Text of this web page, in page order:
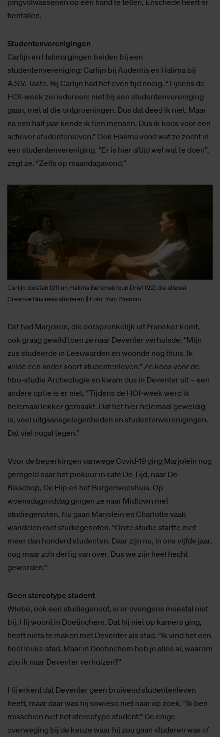
jongvolwassenen op één hand te tellen, Enschede heeft er
tientallen.
Studentenverenigingen
Carlijn en Halima gingen beiden bij een
studentenvereniging: Carlijn bij Audentis en Halima bij
A.S.V. Taste. Bij Carlijn had het even tijd nodig. “Tijdens de
HOI-week zei iedereen: niet bij een studentenvereniging
gaan, met al die ontgroeningen. Dus dat deed ik niet. Maar
na een half jaar kende ik tien mensen. Dus ik koos voor een
actiever studentenleven.” Ook Halima vond wat ze zocht in
een studentenvereniging. “Er is hier altijd wel wat te doen”,
zegt ze. “Zelfs op maandagavond.”
Carlijn Joosten (21) en Halima Benchekroun Drief (22) die allebei
Creative Business studeren || Foto: Yoni Pasman
Dat had Marjolein, die oorspronkelijk uit Franeker komt,
ook graag gewild toen ze naar Deventer verhuisde. “Mijn
zus studeerde in Leeuwarden en woonde nog thuis. Ik
wilde een ander soort studentenleven.” Ze koos voor de
hbo-studie Archeologie en kwam dus in Deventer uit – een
andere optie is er niet. “Tijdens de HOI-week werd ik
helemaal lekker gemaakt. Dat het hier helemaal geweldig
is, veel uitgaansgelegenheden en studentenverenigingen.
Dat viel nogal tegen.”
Voor de beperkingen vanwege Covid-19 ging Marjolein nog
geregeld naar het piekuur in café De Tijd, naar De
Bisschop, De Hip en het Burgerweeshuis. Op
woensdagmiddag gingen ze naar Midtown met
studiegenoten. Nu gaan Marjolein en Charlotte vaak
wandelen met studiegenoten. “Onze studie startte met
meer dan honderd studenten. Daar zijn nu, in ons vijfde jaar,
nog maar zo’n dertig van over. Dus we zijn heel hecht
geworden.”
Geen stereotype student
Wiebe, ook een studiegenoot, is er overigens meestal niet
bij. Hij woont in Doetinchem. Dat hij niet op kamers ging,
heeft niets te maken met Deventer als stad. “Ik vind het een
heel leuke stad. Maar in Doetinchem heb je alles al, waarom
zou ik naar Deventer verhuizen?”
Hij erkent dat Deventer geen bruisend studentenleven
heeft, maar daar was hij sowieso niet naar op zoek. “Ik ben
misschien niet het stereotype student.” De enige
overweging bij de keuze waar hij zou gaan studeren was of